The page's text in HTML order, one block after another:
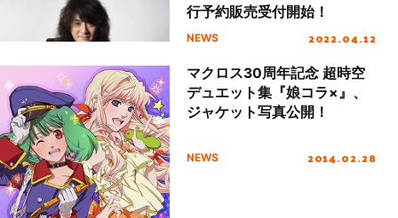
行予約販売受付開始！
NEWS 2022.04.12
マクロス30周年記念 超時空
デュエット集『娘コラ×』、
ジャケット写真公開！
NEWS 2014.02.28